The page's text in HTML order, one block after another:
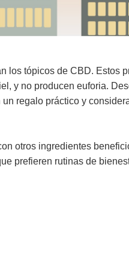
los tópicos de CBD. Estos
y no producen euforia.
regalo práctico y
otros ingredientes
prefieren rutinas de